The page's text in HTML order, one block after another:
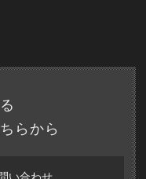
らから